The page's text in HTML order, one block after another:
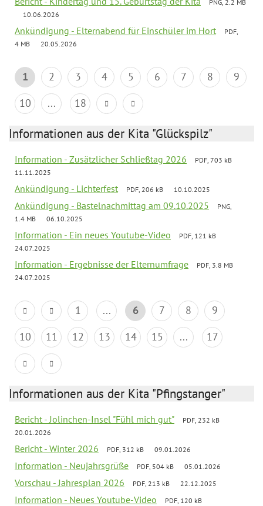
PNG, 2.2 MB
10.06.2026
Ankündigung - Elternabend für Einschüler im Hort
PDF,
4 MB
20.05.2026
1 2 3 4 5 6 7 8
9
10
... 18
Informationen aus der Kita "Glückspilz"
Information - Zusätzlicher Schließtag 2026
PDF, 703 kB
11.11.2025
Ankündigung - Lichterfest PDF, 206 kB 10.10.2025
Ankündigung - Bastelnachmittag am 09.10.2025
PNG,
1.4 MB
06.10.2025
Information - Ein neues Youtube-Video
PDF, 121 kB
24.07.2025
Information - Ergebnisse der Elternumfrage
PDF, 3.8 MB
24.07.2025
1 ... 6 7 8
9
10
11 12 13 14 15 ... 17
Informationen aus der Kita "Pfingstanger"
Bericht - Jolinchen-Insel "Fühl mich gut"
PDF, 232 kB
20.01.2026
Bericht - Winter 2026 PDF, 312 kB 09.01.2026
Information - Neujahrsgrüße PDF, 504 kB 05.01.2026
Vorschau - Jahresplan 2026 PDF, 213 kB 22.12.2025
Information - Neues Youtube-Video
PDF, 120 kB